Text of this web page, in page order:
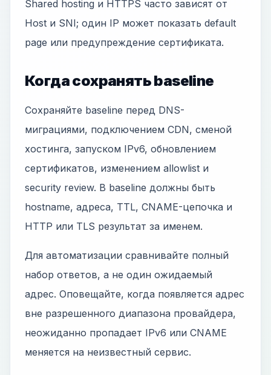
Shared hosting и HTTPS часто зависят от
Host и SNI; один IP может показать default
page или предупреждение сертификата.
Когда сохранять baseline
Сохраняйте baseline перед DNS-
миграциями, подключением CDN, сменой
хостинга, запуском IPv6, обновлением
сертификатов, изменением allowlist и
security review. В baseline должны быть
hostname, адреса, TTL, CNAME-цепочка и
HTTP или TLS результат за именем.
Для автоматизации сравнивайте полный
набор ответов, а не один ожидаемый
адрес. Оповещайте, когда появляется адрес
вне разрешенного диапазона провайдера,
неожиданно пропадает IPv6 или CNAME
меняется на неизвестный сервис.